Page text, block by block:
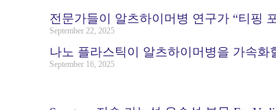
전문가들이 알츠하이머병 연구가 “티핑
September 22, 2025
나노 플라스틱이 알츠하이머병을 가속화
September 16, 2025